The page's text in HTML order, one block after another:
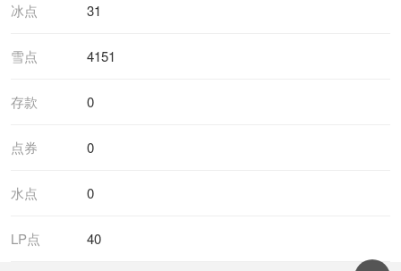
冰点 31
雪点 4151
存款 0
点券 0
水点 0
LP点 40